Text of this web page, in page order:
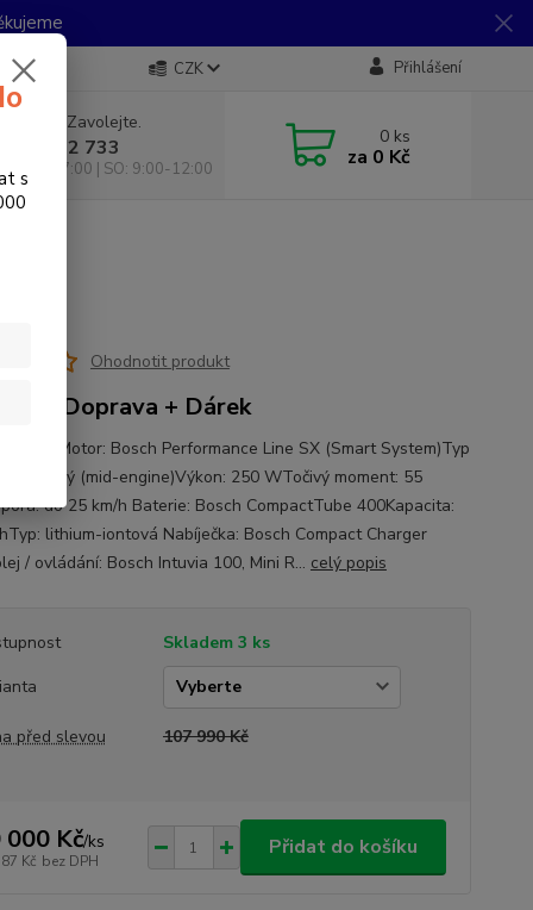
CZK Přihlášení
rady? Zavolejte.
792 733
10:00-17:00 | SO: 9:00-12:00
0 ks
za 0 Kč
Ohodnotit produkt
Doprava + Dárek
Motor: Bosch Performance Line SX (Smart System)Typ
středový (mid-engine)Výkon: 250 WTočivý moment: 55
do 25 km/h Baterie: Bosch CompactTube 400Kapacita:
lithium-iontová Nabíječka: Bosch Compact Charger
/ ovládání: Bosch Intuvia 100, Mini R... celý popis
Skladem 3 ks
před slevou 107 990 Kč
000 Kč/ks
Kč bez DPH
Přidat do košíku
s